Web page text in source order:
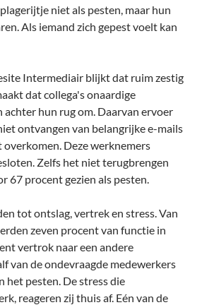
niet als pesten, maar hun
Als iemand zich gepest voelt kan
Intermediair blijkt dat ruim zestig
dat collega's onaardige
hun rug om. Daarvan ervoer
ontvangen van belangrijke e-mails
Deze werknemers
Zelfs het niet terugbrengen
67 procent gezien als pesten.
tot ontslag, vertrek en stress. Van
zeven procent van functie in
vertrok naar een andere
van de ondevraagde medewerkers
het pesten. De stress die
reageren zij thuis af. Eén van de